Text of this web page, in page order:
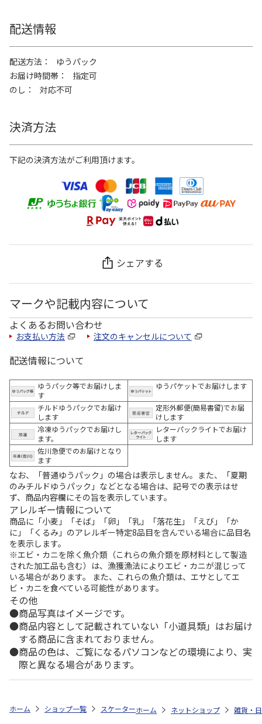
配送情報
配送方法
ゆうパック
お届け時間帯
指定可
のし
対応不可
決済方法
下記の決済方法がご利用頂けます。
シェアする
マークや記載内容について
よくあるお問い合わせ
お支払い方法 注文のキャンセルについて
配送情報について
ゆうパック等でお届けしま
す
ゆうパケットでお届けします
チルドゆうパックでお届け
します
定形外郵便(簡易書留)でお届
けします
冷凍ゆうパックでお届けし
ます。
レターパックライトでお届け
します
佐川急便でのお届けとなり
ます
なお、「普通ゆうパック」の場合は表示しません。また、「夏期
のみチルドゆうパック」などとなる場合は、記号での表示はせ
ず、商品内容欄にその旨を表示しています。
アレルギー情報について
商品に「小麦」「そば」「卵」「乳」「落花生」「えび」「か
に」「くるみ」のアレルギー特定8品目を含んでいる場合に品目名
を表示します。
※エビ・カニを除く魚介類（これらの魚介類を原材料として製造
された加工品も含む）は、漁獲漁法によりエビ・カニが混じって
いる場合があります。 また、これらの魚介類は、エサとしてエ
ビ・カニを食べている可能性があります。
その他
商品写真はイメージです。
商品内容として記載されていない「小道具類」はお届け
する商品に含まれておりません。
商品の色は、ご覧になるパソコンなどの環境により、実
際と異なる場合があります。
ホーム ショップ一覧 スケーター 食洗機対応 スライド式トリオセッ
ホーム ネットショップ 雑貨・